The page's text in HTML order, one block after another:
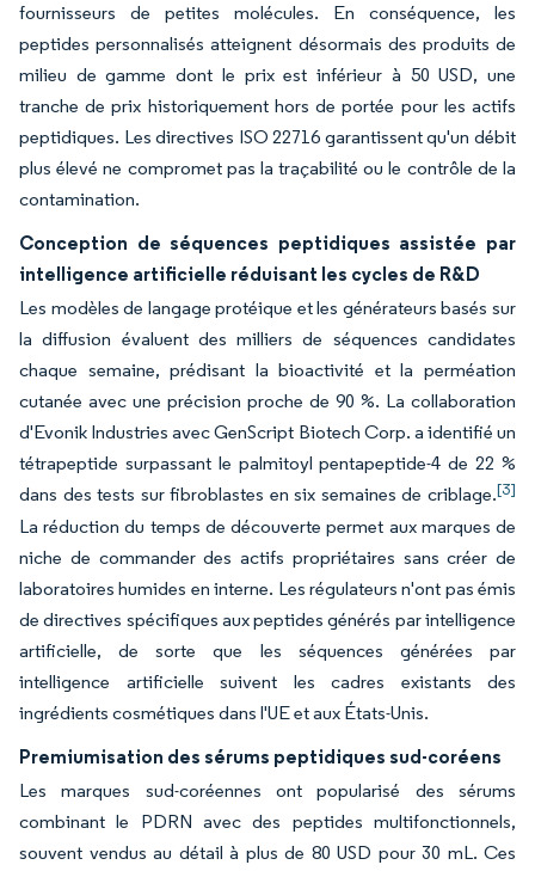
fournisseurs de petites molécules. En conséquence, les
peptides personnalisés atteignent désormais des produits de
milieu de gamme dont le prix est inférieur à 50 USD, une
tranche de prix historiquement hors de portée pour les actifs
peptidiques. Les directives ISO 22716 garantissent qu'un débit
plus élevé ne compromet pas la traçabilité ou le contrôle de la
contamination.
Conception de séquences peptidiques assistée par
intelligence artificielle réduisant les cycles de R&D
Les modèles de langage protéique et les générateurs basés sur
la diffusion évaluent des milliers de séquences candidates
chaque semaine, prédisant la bioactivité et la perméation
cutanée avec une précision proche de 90 %. La collaboration
d'Evonik Industries avec GenScript Biotech Corp. a identifié un
tétrapeptide surpassant le palmitoyl pentapeptide-4 de 22 %
dans des tests sur fibroblastes en six semaines de criblage.[3]
La réduction du temps de découverte permet aux marques de
niche de commander des actifs propriétaires sans créer de
laboratoires humides en interne. Les régulateurs n'ont pas émis
de directives spécifiques aux peptides générés par intelligence
artificielle, de sorte que les séquences générées par
intelligence artificielle suivent les cadres existants des
ingrédients cosmétiques dans l'UE et aux États-Unis.
Premiumisation des sérums peptidiques sud-coréens
Les marques sud-coréennes ont popularisé des sérums
combinant le PDRN avec des peptides multifonctionnels,
souvent vendus au détail à plus de 80 USD pour 30 mL. Ces